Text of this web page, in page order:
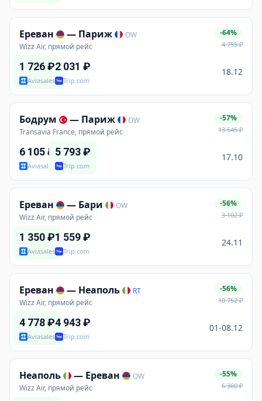
Ереван — Париж
OW
Wizz Air, прямой рейс
-64%
4 755₽
1 726₽
Aviasales
2 031 ₽
Trip.com
18.12
Бодрум — Париж
OW
Transavia France, прямой рейс
-57%
13 545₽
6 105₽
Aviasales
5 793₽
Trip.com
17.10
Ереван — Бари
OW
Wizz Air, прямой рейс
-56%
3 102₽
1 350₽
Aviasales
1 559₽
Trip.com
24.11
Ереван — Неаполь
RT
Wizz Air, прямой рейс
-56%
10 752₽
4 778₽
Aviasales
4 943₽
Trip.com
01-08.12
Неаполь — Ереван
OW
Wizz Air, прямой рейс
-55%
6 360₽